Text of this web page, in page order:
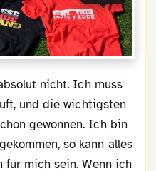
nicht. Ich muss
und die wichtigsten
gewonnen. Ich bin
so kann alles
für mich sein. Wenn ich